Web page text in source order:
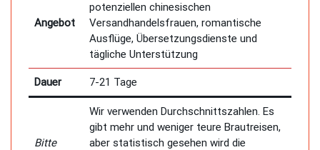
Angebot
potenziellen chinesischen
Versandhandelsfrauen, romantische
Ausflüge, Übersetzungsdienste und
tägliche Unterstützung
Dauer 7-21 Tage
Bitte
Wir verwenden Durchschnittszahlen. Es
gibt mehr und weniger teure Brautreisen,
aber statistisch gesehen wird die